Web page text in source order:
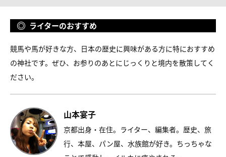
ライターのおすすめ
競馬や馬が好きな方、日本の歴史に興味がある方に特におすすめ
の神社です。ぜひ、お参りのあとにじっくりと境内を散策してく
ださい。
山本宴子
京都出身・在住。ライター、編集者。歴史、旅
行、本屋、パン屋、水族館が好き。ちっちゃな